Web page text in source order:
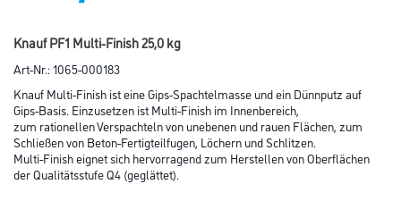
Knauf PF1 Multi-Finish 25,0 kg
Art-Nr.:1065-000183
Knauf Multi-Finish ist eine Gips-Spachtelmasse und ein Dünnputz auf
Gips-Basis. Einzusetzen ist Multi-Finish im Innenbereich,
zum rationellen Verspachteln von unebenen und rauen Flächen, zum
Schließen von Beton-Fertigteilfugen, Löchern und Schlitzen.
Multi-Finish eignet sich hervorragend zum Herstellen von Oberflächen
der Qualitätsstufe Q4 (geglättet).